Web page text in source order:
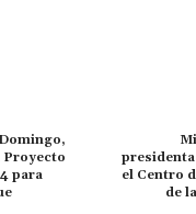
Proyecto
para
el Centro
de